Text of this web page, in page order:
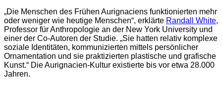
„Die Menschen des Frühen Aurignaciens funktionierten mehr
oder weniger wie heutige Menschen“, erklärte Randall White,
Professor für Anthropologie an der New York University und
einer der Co-Autoren der Studie. „Sie hatten relativ komplexe
soziale Identitäten, kommunizierten mittels persönlicher
Ornamentation und sie praktizierten plastische und grafische
Kunst.“ Die Aurignacien-Kultur existierte bis vor etwa 28.000
Jahren.